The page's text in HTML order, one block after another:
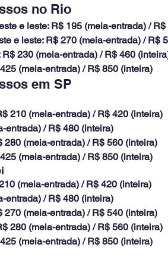
no Rio
e leste: R$ 195 (meia-entrada) /
e leste: R$ 270 (meia-entrada) / R$
230 (meia-entrada) / R$ 460
(meia-entrada) / R$ 850 (inteira)
em SP
210 (meia-entrada) / R$ 420 (inteira)
entrada) / R$ 480 (inteira)
280 (meia-entrada) / R$ 560 (inteira)
(meia-entrada) / R$ 850 (inteira)
(meia-entrada) / R$ 420 (inteira)
entrada) / R$ 480 (inteira)
270 (meia-entrada) / R$ 540 (inteira)
280 (meia-entrada) / R$ 560 (inteira)
(meia-entrada) / R$ 850 (inteira)